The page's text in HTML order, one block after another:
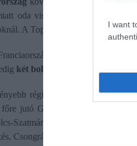
I want
oda viszi az európai
A Top 5-be még
Hamburg és
két tengerentúli
két bolgár és egy görög régió
régiója között négy
jutó GDP-ben az EU-átlag 47
Szatmár-Bereg –, valamint a
Csongrád, Bács-Kiskun) 52-t.